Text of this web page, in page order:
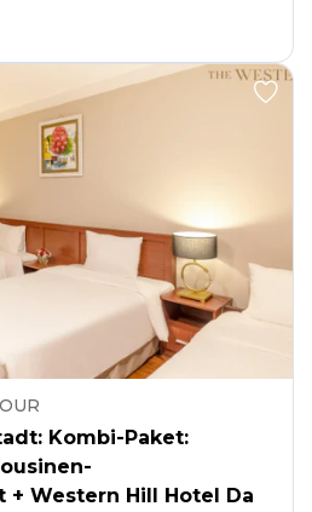
Kombi-Paket:
Western Hill Hotel Da